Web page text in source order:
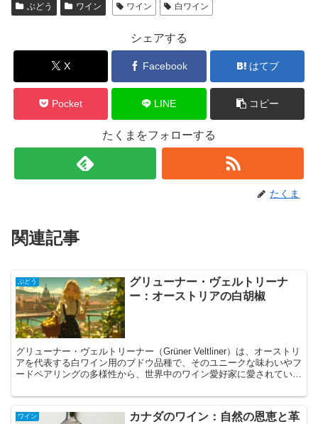
ぶどう ワイン ワイン 白ワイン
シェアする
X Facebook はてブ
Pocket LINE コピー
たくまをフォローする
たくま
関連記事
ぶどう
グリューナー・ヴェルトリーナ
ー：オーストリアの白胡椒
グリューナー・ヴェルトリーナー（Grüner Veltliner）は、オーストリ
アを代表する白ワイン用のブドウ品種で、そのユニークな味わいやフ
ードペアリングの多様性から、世界中のワイン愛好家に愛されていま
ワイン
カナダのワイン：自然の恩恵と革